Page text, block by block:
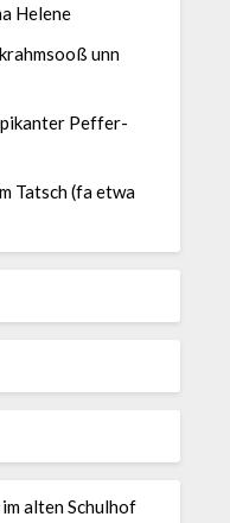
Helene
unn
Peffer-
Tatsch (fa etwa
alten Schulhof